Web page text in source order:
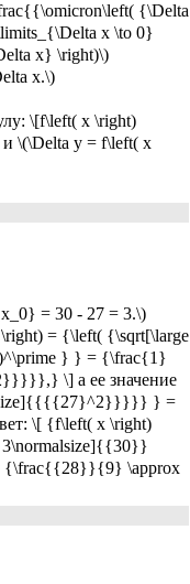
{\Delta
x \to 0}
x} \right)\)
x.\)
\[f\left( x \right)
\(\Delta y = f\left( x
= 30 - 27 = 3.\)
= {\left( {\sqrt[\large
} } = {\frac{1}
\] а ее значение
} =
\[ {f\left( x \right)
{\frac{{28}}{9} \approx